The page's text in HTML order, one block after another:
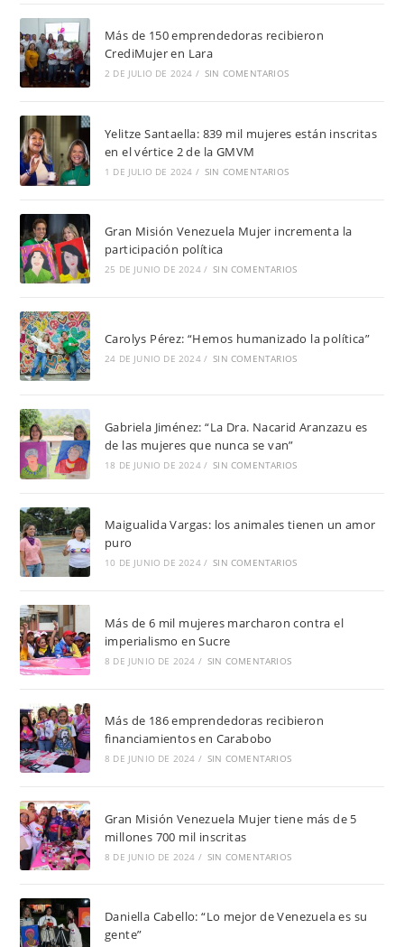
Más de 150 emprendedoras recibieron
CrediMujer en Lara
2 DE JULIO DE 2024 / SIN COMENTARIOS
Yelitze Santaella: 839 mil mujeres están inscritas
en el vértice 2 de la GMVM
1 DE JULIO DE 2024 / SIN COMENTARIOS
Gran Misión Venezuela Mujer incrementa la
participación política
25 DE JUNIO DE 2024 / SIN COMENTARIOS
Carolys Pérez: “Hemos humanizado la política”
24 DE JUNIO DE 2024 / SIN COMENTARIOS
Gabriela Jiménez: “La Dra. Nacarid Aranzazu es
de las mujeres que nunca se van”
18 DE JUNIO DE 2024 / SIN COMENTARIOS
Maigualida Vargas: los animales tienen un amor
puro
10 DE JUNIO DE 2024 / SIN COMENTARIOS
Más de 6 mil mujeres marcharon contra el
imperialismo en Sucre
8 DE JUNIO DE 2024 / SIN COMENTARIOS
Más de 186 emprendedoras recibieron
financiamientos en Carabobo
8 DE JUNIO DE 2024 / SIN COMENTARIOS
Gran Misión Venezuela Mujer tiene más de 5
millones 700 mil inscritas
8 DE JUNIO DE 2024 / SIN COMENTARIOS
Daniella Cabello: “Lo mejor de Venezuela es su
gente”